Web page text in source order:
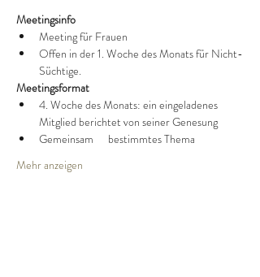
Meetingsinfo
Meeting für Frauen
Offen in der 1. Woche des Monats für Nicht-
Süchtige.
Meetingsformat
4. Woche des Monats: ein eingeladenes
Mitglied berichtet von seiner Genesung
Gemeinsam      bestimmtes Thema
Mehr anzeigen